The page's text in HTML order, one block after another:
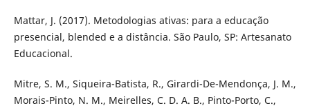
Mattar, J. (2017). Metodologias ativas: para a educação
presencial, blended e a distância. São Paulo, SP: Artesanato
Educacional.
Mitre, S. M., Siqueira-Batista, R., Girardi-De-Mendonça, J. M.,
Morais-Pinto, N. M., Meirelles, C. D. A. B., Pinto-Porto, C.,